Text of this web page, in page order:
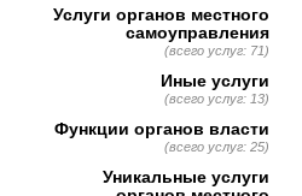
Услуги органов местного
самоуправления
(всего услуг: 71)
Иные услуги
(всего услуг: 13)
Функции органов власти
(всего услуг: 25)
Уникальные услуги